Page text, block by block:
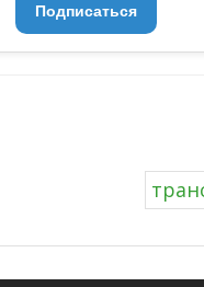
Подписаться